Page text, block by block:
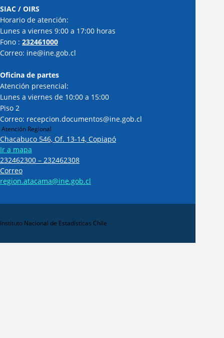
SIAC / OIRS
Horario de atención:
Lunes a viernes 9:00 a 17:00 horas
Fono : 232461000
Correo: ine@ine.gob.cl
Oficina de partes
Atención presencial:
Lunes a viernes de 10:00 a 15:00
Piso 2
Correo: recepcion.documentos@ine.gob.cl
Atención Regional
Chacabuco 546, Of. 13-14, Copiapó
Ir a mapa
232462300 – 232462308
Correo
region.atacama@ine.gob.cl
Instituto Nacional de Estadísticas Chile